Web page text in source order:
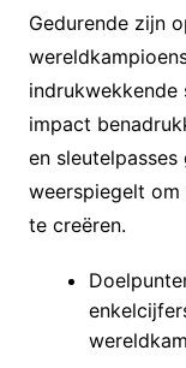
Gedurende zijn
impact
en
weerspiegelt
te creëren.